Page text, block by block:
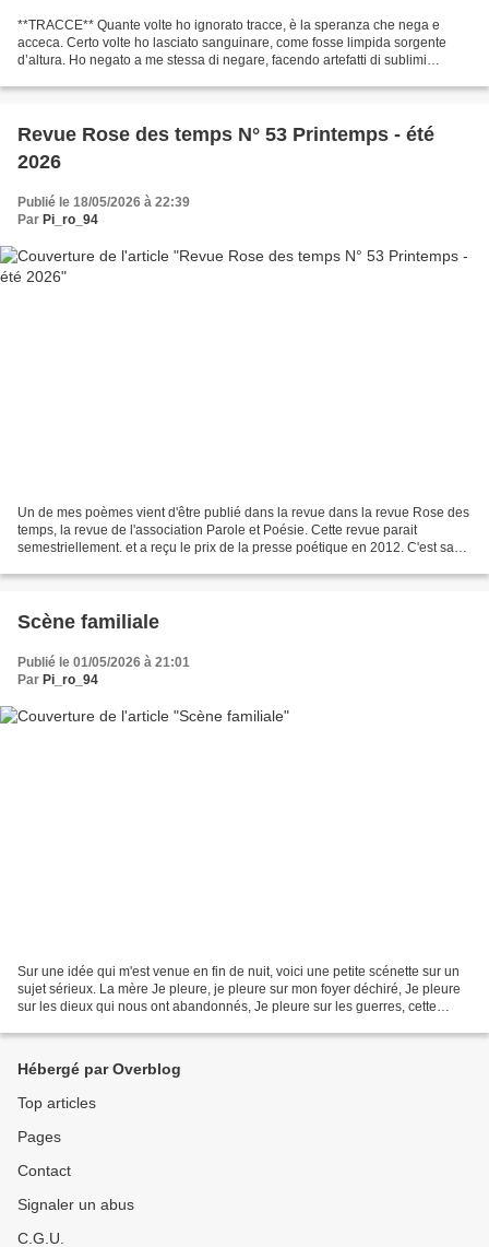
**TRACCE** Quante volte ho ignorato tracce, è la speranza che nega e
acceca. Certo volte ho lasciato sanguinare, come fosse limpida sorgente
d’altura. Ho negato a me stessa di negare, facendo artefatti di sublimi
Revue Rose des temps N° 53 Printemps - été
2026
Publié le 18/05/2026 à 22:39
Par Pi_ro_94
Un de mes poèmes vient d'être publié dans la revue dans la revue Rose des
temps, la revue de l'association Parole et Poésie. Cette revue parait
semestriellement. et a reçu le prix de la presse poétique en 2012. C'est sa
Scène familiale
Publié le 01/05/2026 à 21:01
Par Pi_ro_94
Sur une idée qui m'est venue en fin de nuit, voici une petite scénette sur un
sujet sérieux. La mère Je pleure, je pleure sur mon foyer déchiré, Je pleure
sur les dieux qui nous ont abandonnés, Je pleure sur les guerres, cette
Hébergé par Overblog
Top articles
Pages
Contact
Signaler un abus
C.G.U.